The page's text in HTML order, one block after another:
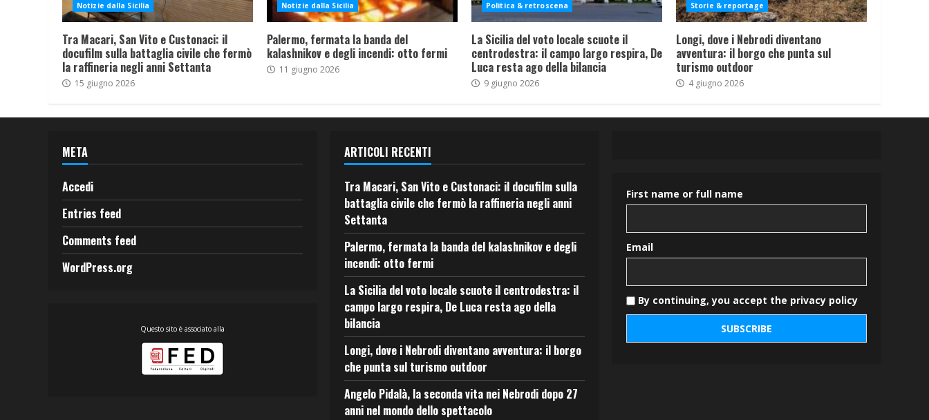
Notizie dalla Sicilia
Tra Macari, San Vito e Custonaci: il
docufilm sulla battaglia civile che fermò
la raffineria negli anni Settanta
15 giugno 2026
Notizie dalla Sicilia
Palermo, fermata la banda del
kalashnikov e degli incendi: otto fermi
11 giugno 2026
Politica & retroscena
La Sicilia del voto locale scuote il
centrodestra: il campo largo respira, De
Luca resta ago della bilancia
9 giugno 2026
Storie & reportage
Longi, dove i Nebrodi diventano
avventura: il borgo che punta sul
turismo outdoor
4 giugno 2026
META
Accedi
Entries feed
Comments feed
WordPress.org
Questo sito è associato alla
ARTICOLI RECENTI
Tra Macari, San Vito e Custonaci: il docufilm sulla
battaglia civile che fermò la raffineria negli anni
Settanta
Palermo, fermata la banda del kalashnikov e degli
incendi: otto fermi
La Sicilia del voto locale scuote il centrodestra: il
campo largo respira, De Luca resta ago della
bilancia
Longi, dove i Nebrodi diventano avventura: il borgo
che punta sul turismo outdoor
Angelo Pidalà, la seconda vita nei Nebrodi dopo 27
anni nel mondo dello spettacolo
First name or full name
Email
By continuing, you accept the privacy policy